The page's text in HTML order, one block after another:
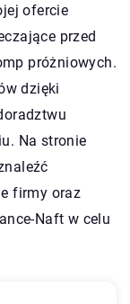
ofercie
przed
próżniowych.
dzięki
Na stronie
firmy oraz
Naft w celu